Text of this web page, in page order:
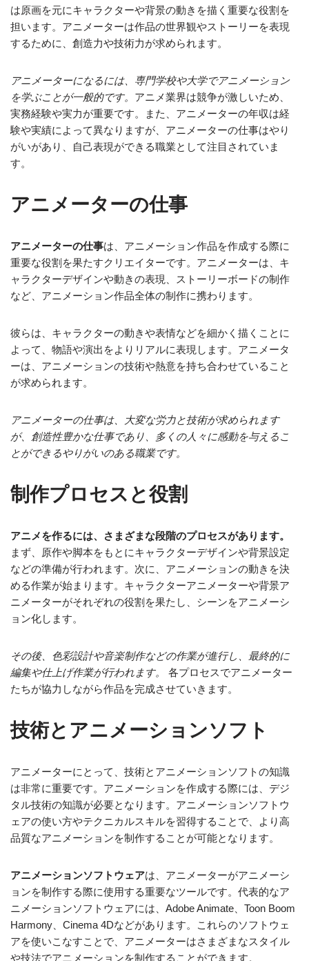
は原画を元にキャラクターや背景の動きを描く重要な役割を
担います。アニメーターは作品の世界観やストーリーを表現
するために、創造力や技術力が求められます。
アニメーターになるには、専門学校や大学でアニメーション
を学ぶことが一般的です。 アニメ業界は競争が激しいため、
実務経験や実力が重要です。また、アニメーターの年収は経
験や実績によって異なりますが、アニメーターの仕事はやり
がいがあり、自己表現ができる職業として注目されていま
す。
アニメーターの仕事
アニメーターの仕事は、アニメーション作品を作成する際に
重要な役割を果たすクリエイターです。アニメーターは、キ
ャラクターデザインや動きの表現、ストーリーボードの制作
など、アニメーション作品全体の制作に携わります。
彼らは、キャラクターの動きや表情などを細かく描くことに
よって、物語や演出をよりリアルに表現します。アニメータ
ーは、アニメーションの技術や熱意を持ち合わせていること
が求められます。
アニメーターの仕事は、大変な労力と技術が求められます
が、創造性豊かな仕事であり、多くの人々に感動を与えるこ
とができるやりがいのある職業です。
制作プロセスと役割
アニメを作るには、さまざまな段階のプロセスがあります。
まず、原作や脚本をもとにキャラクターデザインや背景設定
などの準備が行われます。次に、アニメーションの動きを決
める作業が始まります。キャラクターアニメーターや背景ア
ニメーターがそれぞれの役割を果たし、シーンをアニメーシ
ョン化します。
その後、色彩設計や音楽制作などの作業が進行し、最終的に
編集や仕上げ作業が行われます。
各プロセスでアニメーター
たちが協力しながら作品を完成させていきます。
技術とアニメーションソフト
アニメーターにとって、技術とアニメーションソフトの知識
は非常に重要です。アニメーションを作成する際には、デジ
タル技術の知識が必要となります。アニメーションソフトウ
ェアの使い方やテクニカルスキルを習得することで、より高
品質なアニメーションを制作することが可能となります。
アニメーションソフトウェアは、アニメーターがアニメーシ
ョンを制作する際に使用する重要なツールです。代表的なア
ニメーションソフトウェアには、Adobe Animate、Toon Boom
Harmony、Cinema 4Dなどがあります。これらのソフトウェ
アを使いこなすことで、アニメーターはさまざまなスタイル
や技法でアニメーションを制作することができます。